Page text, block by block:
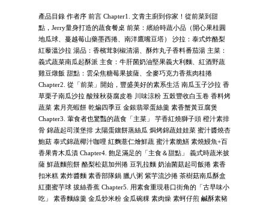
產品目錄 作者序 前言 Chapter1. 文青主廚到你家！從前菜到甜
點，Jerry量身打造的蔬食餐桌 前菜：繽紛時蔬小品（開心果桂圓
地瓜球、蔓越莓山藥墨西捲、南洋鷹嘴豆塔） 沙拉：泰式炸酪梨
紅藜溫沙拉 湯品：香檳茸剝椒清湯、酥炸丸子香料番茄湯 主菜：
義式蔬菜南瓜起酥派 主食：牛肝菌奶油堅果義大利麵、紅酒野蔬
雞豆燉飯 甜點：雲朵焦糖莓果披薩、全麥巧克力香蕉肉桂捲
Chapter2. 從「前菜」開始，豐盛美好的素系生活 南瓜玉子沙拉 香
草栗子南瓜沙拉 酸辣秋葵腐皮卷 川味涼粉 五榖豐收白玉卷 香料烤
蔬菜 素月亮蝦餅 乾煸四季豆 金銀翡翠蛋絲羹 素香蟹黃豆腐煲
Chapter3. 葷食者也驚豔的蔬食「主菜」 芋香紅燒獅子頭 橙汁素排
骨 錦蔬起司漢堡排 太陽蛋鑲餅蒸絲瓜 焗烤錦蔬娃娃菜 蜜汁醬燒杏
鮑菇 泰式錦蔬椰汁咖哩 紅麴薏仁燴鮮蔬 蜜汁素脆鱔 素燒鰻魚+百
香果青木瓜漬 Chapter4. 飽足滿足的「主食＆甜點」 義式時蔬米披
薩 鮮蔬麵煎餅 酪梨松菇加州捲 豆乳拉麵 奶油菌菇起司飯捲 素香
扣米糕 素炸醬麵 素香部隊鍋 臘八粥 紫芋流沙捲 茶樹菇南瓜酥盒
紅棗蜜芋球 拔絲香蕉 Chapter5. 用素食重現巷口街角的「古早味小
吃」 素香麵線羹 金瓜炒米粉 金瓜碗粿 素肉燥 素蚵仔煎 鹹酥素豬